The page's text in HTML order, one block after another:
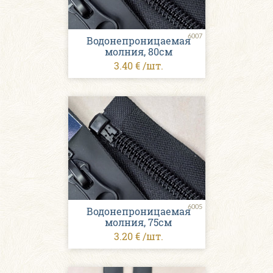
6007
Водонепроницаемая
молния, 80см
3.40 € /шт.
6005
Водонепроницаемая
молния, 75см
3.20 € /шт.